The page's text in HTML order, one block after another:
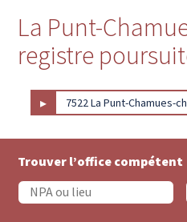
La Punt-
registre
▸ 7522 La Punt-Chamues-ch
Trouver l’office compétent